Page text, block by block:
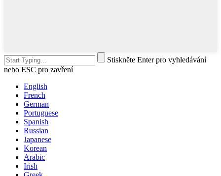
Stiskněte Enter pro vyhledávání
nebo ESC pro zavření
English
French
German
Portuguese
Spanish
Russian
Japanese
Korean
Arabic
Irish